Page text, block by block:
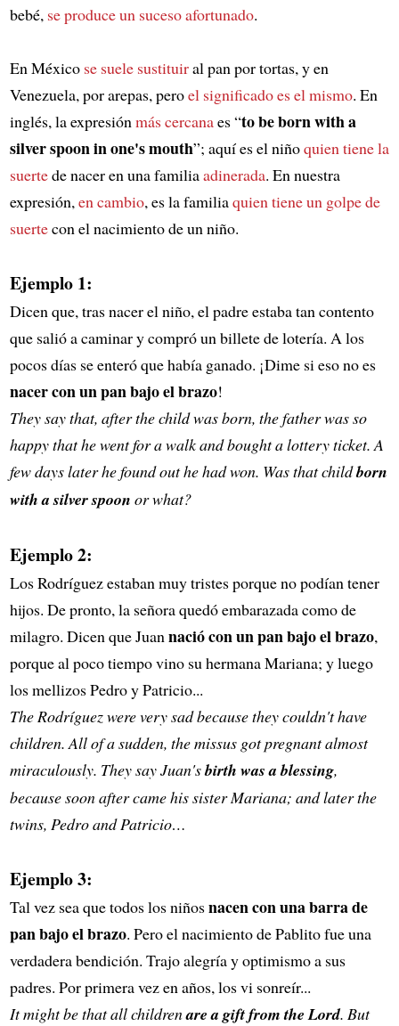
bebé, se produce un suceso afortunado.
En México se suele sustituiral pan por tortas, y en
Venezuela, por arepas, peroel significado es el mismo. En
inglés, la expresión más cercanaes “to be born with a
silver spoon in one's mouth”; aquí es el niñoquien tiene la
suertede nacer en una familiaadinerada. En nuestra
expresión, en cambio, es la familiaquien tiene un golpe de
suertecon el nacimiento de un niño.
Ejemplo 1:
Dicen que, tras nacer el niño, el padre estaba tan contento
que salió a caminar y compró un billete de lotería. A los
pocos días se enteró que había ganado. ¡Dime si eso no es
nacer con un pan bajo el brazo!
They say that, after the child was born, the father was so
happy that he went for a walk and bought a lottery ticket. A
few days later he found out he had won. Was that childborn
with a silver spoon or what?
Ejemplo 2:
Los Rodríguez estaban muy tristes porque no podían tener
hijos. De pronto, la señora quedó embarazada como de
milagro. Dicen que Juan nació con un pan bajo el brazo,
porque al poco tiempo vino su hermana Mariana; y luego
los mellizos Pedro y Patricio...
The Rodríguez were very sad because they couldn't have
children. All of a sudden, the missus got pregnant almost
miraculously. They say Juan'sbirth was a blessing,
because soon after came his sister Mariana; and later the
twins, Pedro and Patricio…
Ejemplo 3:
Tal vez sea que todos los niñosnacen con una barra de
pan bajo el brazo. Pero el nacimiento de Pablito fue una
verdadera bendición. Trajo alegría y optimismo a sus
padres. Por primera vez en años, los vi sonreír...
It might be that all childrenare a gift from the Lord. But